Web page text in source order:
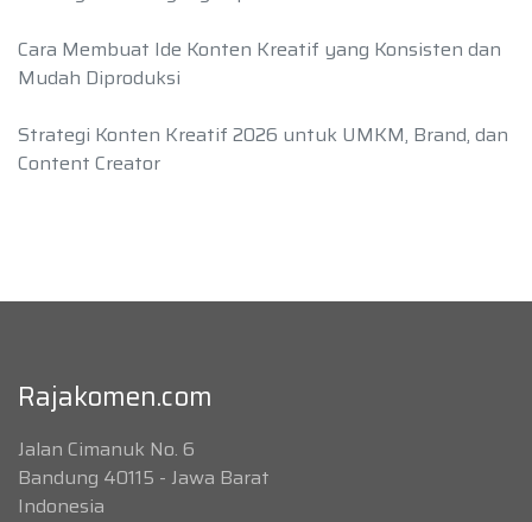
Cara Membuat Ide Konten Kreatif yang Konsisten dan
Mudah Diproduksi
Strategi Konten Kreatif 2026 untuk UMKM, Brand, dan
Content Creator
Rajakomen.com
Jalan Cimanuk No. 6
Bandung 40115 - Jawa Barat
Indonesia